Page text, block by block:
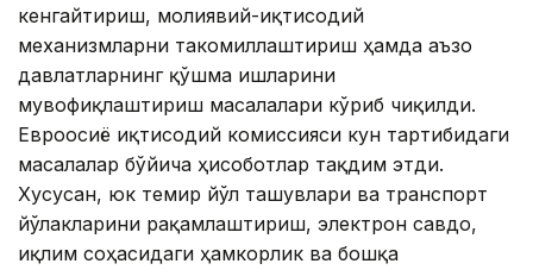
кенгайтириш, молиявий-иқтисодий
механизмларни такомиллаштириш ҳамда аъзо
давлатларнинг қўшма ишларини
мувофиқлаштириш масалалари кўриб чиқилди.
Евроосиё иқтисодий комиссияси кун тартибидаги
масалалар бўйича ҳисоботлар тақдим этди.
Хусусан, юк темир йўл ташувлари ва транспорт
йўлакларини рақамлаштириш, электрон савдо,
иқлим соҳасидаги ҳамкорлик ва бошқа